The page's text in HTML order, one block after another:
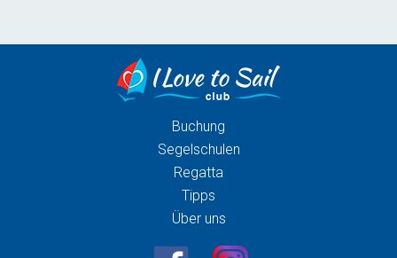
Buchung
Segelschulen
Regatta
Tipps
Über uns